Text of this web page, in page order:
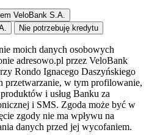
VeloBank S.A.
Nie potrzebuję kredytu
moich danych osobowych
adresowo.pl przez VeloBank
Rondo Ignacego Daszyńskiego
przetwarzanie, w tym profilowanie,
i usług Banku za
i SMS. Zgoda może być w
zgody nie ma wpływu na
danych przed jej wycofaniem.